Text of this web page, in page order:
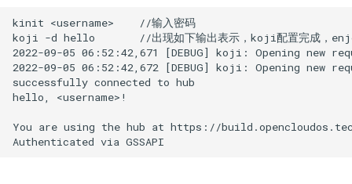
kinit <username>    //输入密码
koji -d hello       //出现如下输出表示，koji配置完成，
2022-09-05 06:52:42,671 [DEBUG] koji: Opening new
2022-09-05 06:52:42,672 [DEBUG] koji: Opening new
successfully connected to hub
hello, <username>!
You are using the hub at https://